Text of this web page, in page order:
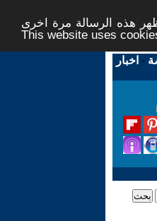
هذه الرسالة مرة اخرى -
This website uses
- اخبار